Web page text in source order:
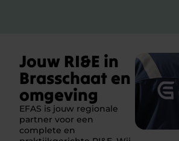
Jouw RI&E in
Brasschaat en
omgeving
EFAS is jouw regionale
partner voor een
complete en